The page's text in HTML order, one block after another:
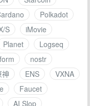
Polkadot
S
iMovie
Planet
Logseq
nostr
神 ENS
VXNA
Faucet
AI Slop